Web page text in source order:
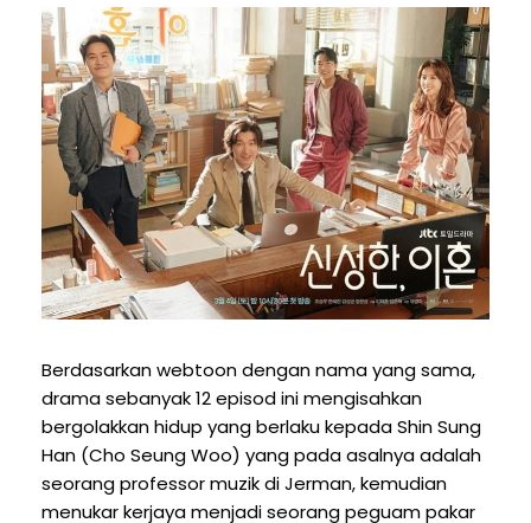
Berdasarkan webtoon dengan nama yang sama,
drama sebanyak 12 episod ini mengisahkan
bergolakkan hidup yang berlaku kepada Shin Sung
Han (Cho Seung Woo) yang pada asalnya adalah
seorang professor muzik di Jerman, kemudian
menukar kerjaya menjadi seorang peguam pakar